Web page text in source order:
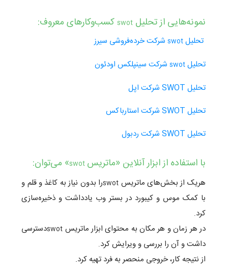
نمونه‌هایی از تحلیلswot کسب‌و‌کارهای معروف:
تحلیلswot شرکت خرده‌فروشی سیرز
تحلیلswot شرکت سینپلکس اودئون
تحلیل SWOT شرکت اپل
تحلیل SWOT شرکت استارباکس
تحلیل SWOT شرکت ردبول
با استفاده از ابزار آنلاین «ماتریس swot» می‌توان:
هریک از بخش‌های ماتریس swotرا بدون نیاز به کاغذ و قلم و
با کمک موس و کیبورد در بستر وب یادداشت و ذخیره‌سازی‌
کرد.
در هر زمان و هر مکان به محتوای ابزار ماتریس swotدسترسی
داشت و آن را بررسی و ویرایش کرد.
از نتیجه کار، خروجی منحصر به فرد تهیه کرد.